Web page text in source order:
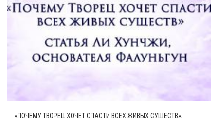
«ПОЧЕМУ ТВОРЕЦ ХОЧЕТ СПАСТИ ВСЕХ ЖИВЫХ СУЩЕСТВ»,